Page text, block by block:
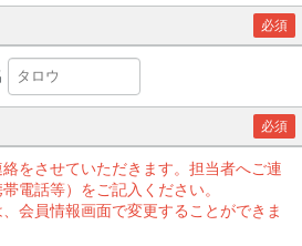
必須
必須
をさせていただきます。担当者へご連
電話等）をご記入ください。
会員情報画面で変更することができま